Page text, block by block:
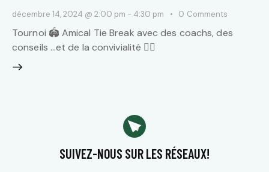
décembre 14, 2024 @ 2:00 pm - 4:30 pm 0 Comments
Tournoi 🏟️ Amical Tie Break avec des coachs, des
conseils …et de la convivialité 👯‍♀️
SUIVEZ-NOUS SUR LES RÉSEAUX!